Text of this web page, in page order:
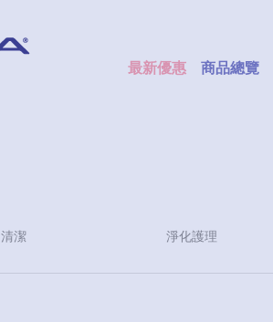
最新優惠 商品總覽
清潔 淨化護理